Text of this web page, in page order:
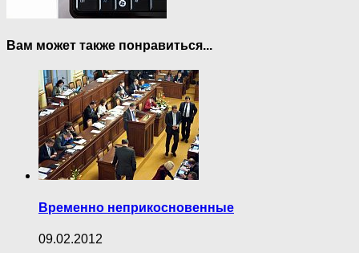
Вам может также понравиться...
Временно неприкосновенные
09.02.2012